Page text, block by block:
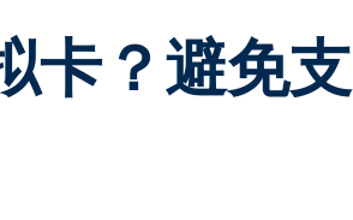
卡？避免支